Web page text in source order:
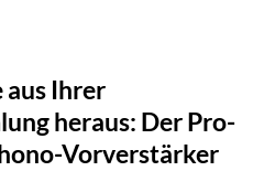
aus Ihrer
heraus: Der Pro-
Vorverstärker